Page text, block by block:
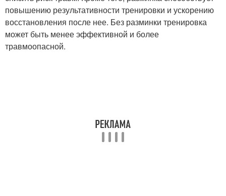
повышению результативности тренировки и ускорению
восстановления после нее. Без разминки тренировка
может быть менее эффективной и более
травмоопасной.